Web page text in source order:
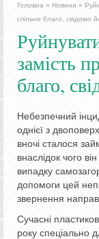
Головна » Новини »
спільне благо, свідомо
замість
благо,
Небезпечний
однієї з
вночі сталося
внаслідок чого
випадку
допомоги цей
звернення
Сучасні
року спеціально